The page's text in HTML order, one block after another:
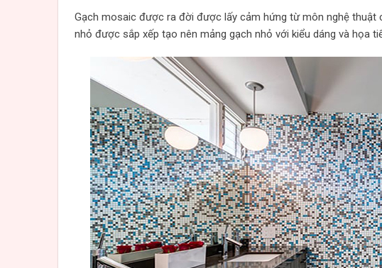
Gạch mosaic được ra đời được lấy cảm hứng từ môn nghệ thuật
nhỏ được sắp xếp tạo nên mảng gạch nhỏ với kiểu dáng và họa